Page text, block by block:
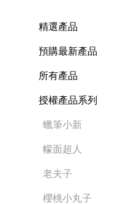
精選產品
預購最新產品
所有產品
授權產品系列
蠟筆小新
幪面超人
老夫子
櫻桃小丸子